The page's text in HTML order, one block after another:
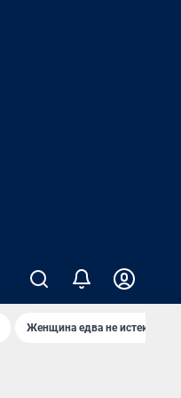
Женщина едва не истекла